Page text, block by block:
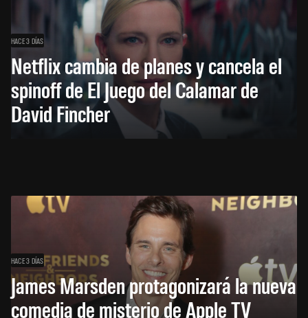
HACE 3 DÍAS
Netflix cambia de planes y cancela el
spinoff de El Juego del Calamar de
David Fincher
HACE 3 DÍAS
James Marsden protagonizará la nueva
comedia de misterio de Apple TV